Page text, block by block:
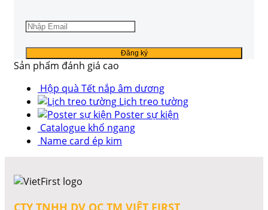
Sản phẩm đánh giá cao
Hộp quà Tết nắp âm dương
Lịch treo tường
Poster sự kiện
Catalogue khổ ngang
Name card ép kim
CTY TNHH DV QC TM VIỆT FIRST